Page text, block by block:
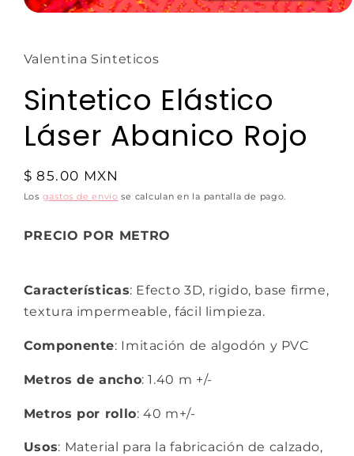
Valentina Sinteticos
Sintetico Elástico
Láser Abanico Rojo
$ 85.00 MXN
Los gastos de envío se calculan en la pantalla de pago.
PRECIO POR METRO
Características: Efecto 3D, rigido, base firme,
textura impermeable, fácil limpieza.
Componente: Imitación de algodón y PVC
Metros de ancho: 1.40 m +/-
Metros por rollo: 40 m+/-
Usos: Material para la fabricación de calzado,